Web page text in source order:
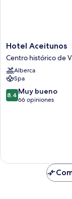
Hotel
Aceitunos
Centro
histórico
de
Villa
de
Hotel Aceitunos
Centro histórico de
Alberca
Spa
8.4
de
8.4 Muy bueno
66 opiniones